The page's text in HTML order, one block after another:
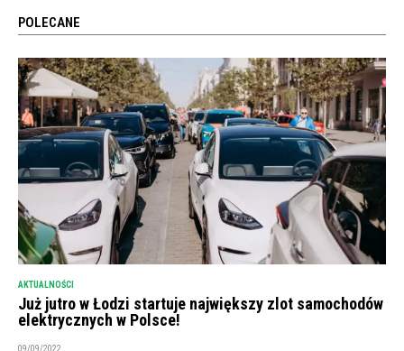
POLECANE
AKTUALNOŚCI
Już jutro w Łodzi startuje największy zlot samochodów
elektrycznych w Polsce!
09/09/2022